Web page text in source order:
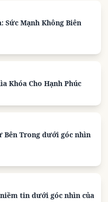
Sức Mạnh Không Biên
Khóa Cho Hạnh Phúc
Bên Trong dưới góc nhìn
tin dưới góc nhìn của